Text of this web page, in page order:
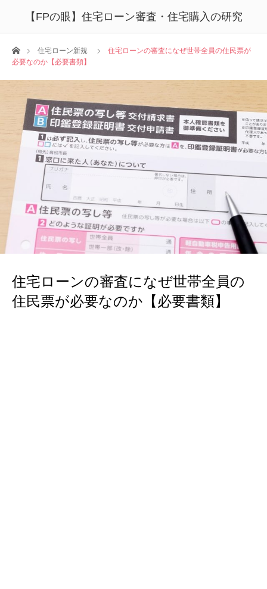
【FPの眼】住宅ローン審査・住宅購入の研究
ホーム住宅ローン新規
住宅ローンの審査になぜ世帯全員の住民票が
必要なのか【必要書類】
住宅ローンの審査になぜ世帯全員の
住民票が必要なのか【必要書類】